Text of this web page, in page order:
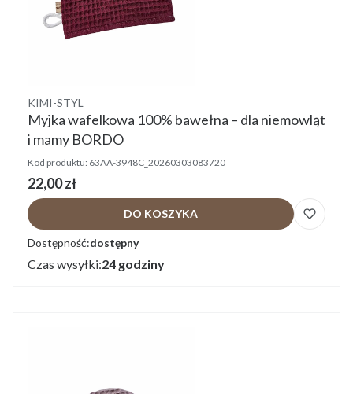
Producent
KIMI-STYL
Myjka wafelkowa 100% bawełna – dla niemowląt
i mamy BORDO
Kod produktu: 63AA-3948C_20260303083720
Cena
22,00 zł
DO KOSZYKA
Dostępność:dostępny
Czas wysyłki:24 godziny